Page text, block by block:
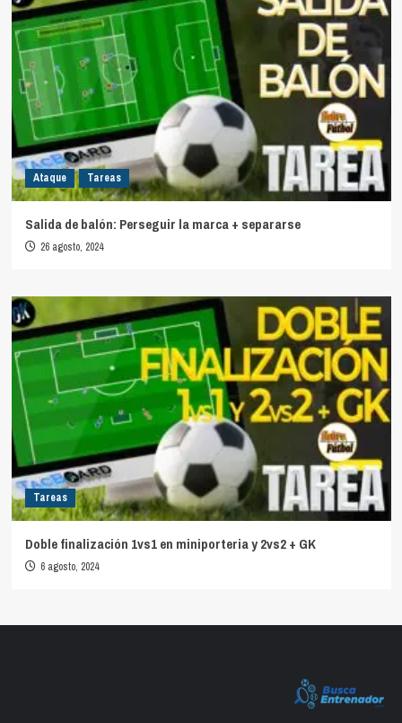
Ataque Tareas
Salida de balón: Perseguir la marca + separarse
26 agosto, 2024
Tareas
Doble finalización 1vs1 en miniporteria y 2vs2 + GK
6 agosto, 2024